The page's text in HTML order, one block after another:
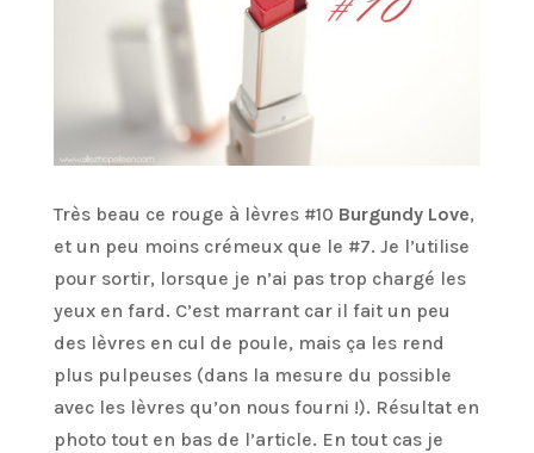
Très beau ce rouge à lèvres #10 Burgundy Love,
et un peu moins crémeux que le #7. Je l’utilise
pour sortir, lorsque je n’ai pas trop chargé les
yeux en fard. C’est marrant car il fait un peu
des lèvres en cul de poule, mais ça les rend
plus pulpeuses (dans la mesure du possible
avec les lèvres qu’on nous fourni !). Résultat en
photo tout en bas de l’article. En tout cas je